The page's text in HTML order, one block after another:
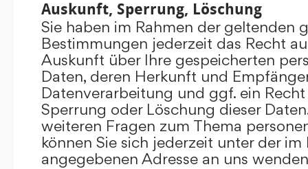
Auskunft, Sperrung, Löschung
Sie haben im Rahmen der geltenden
Bestimmungen jederzeit das Recht
Auskunft über Ihre gespeicherten
Daten, deren Herkunft und
Datenverarbeitung und ggf. ein
Sperrung oder Löschung dieser
weiteren Fragen zum Thema
können Sie sich jederzeit unter der im
angegebenen Adresse an uns